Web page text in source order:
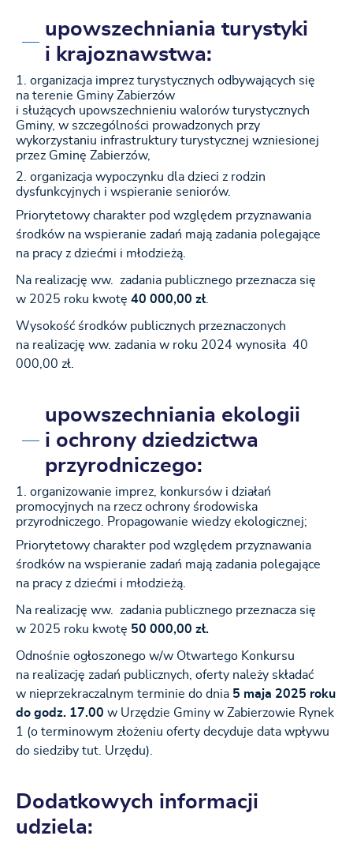
upowszechniania turystyki
i krajoznawstwa:
organizacja imprez turystycznych odbywających się
na terenie Gminy Zabierzów
i służących upowszechnieniu walorów turystycznych
Gminy, w szczególności prowadzonych przy
wykorzystaniu infrastruktury turystycznej wzniesionej
przez Gminę Zabierzów,
organizacja wypoczynku dla dzieci z rodzin
dysfunkcyjnych i wspieranie seniorów.
Priorytetowy charakter pod względem przyznawania
środków na wspieranie zadań mają zadania polegające
na pracy z dziećmi i młodzieżą.
Na realizację ww. zadania publicznego przeznacza się
w 2025 roku kwotę 40 000,00 zł.
Wysokość środków publicznych przeznaczonych
na realizację ww. zadania w roku 2024 wynosiła 40
000,00 zł.
upowszechniania ekologii
i ochrony dziedzictwa
przyrodniczego:
organizowanie imprez, konkursów i działań
promocyjnych na rzecz ochrony środowiska
przyrodniczego. Propagowanie wiedzy ekologicznej;
Priorytetowy charakter pod względem przyznawania
środków na wspieranie zadań mają zadania polegające
na pracy z dziećmi i młodzieżą.
Na realizację ww. zadania publicznego przeznacza się
w 2025 roku kwotę 50 000,00 zł.
Odnośnie ogłoszonego w/w Otwartego Konkursu
na realizację zadań publicznych, oferty należy składać
w nieprzekraczalnym terminie do dnia 5 maja 2025 roku
do godz. 17.00 w Urzędzie Gminy w Zabierzowie Rynek
1 (o terminowym złożeniu oferty decyduje data wpływu
do siedziby tut. Urzędu).
Dodatkowych informacji
udziela: